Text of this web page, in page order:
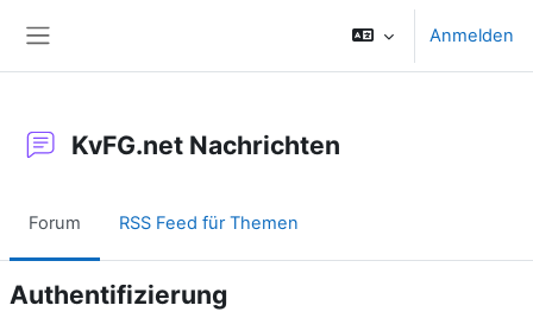
Anmelden
KvFG.net Nachrichten
Forum RSS Feed für Themen
Authentifizierung